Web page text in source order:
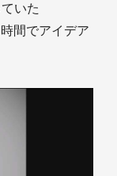
いた
間でアイデア